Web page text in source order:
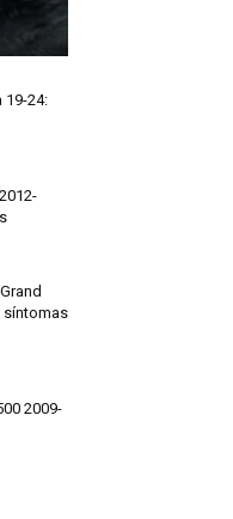
19-24:
síntomas
2009-